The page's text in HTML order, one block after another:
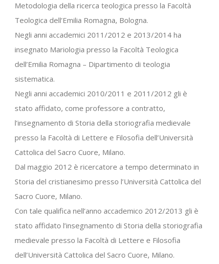
Metodologia della ricerca teologica presso la Facoltà
Teologica dell’Emilia Romagna, Bologna.
Negli anni accademici 2011/2012 e 2013/2014 ha
insegnato Mariologia presso la Facoltà Teologica
dell’Emilia Romagna – Dipartimento di teologia
sistematica.
Negli anni accademici 2010/2011 e 2011/2012 gli è
stato affidato, come professore a contratto,
l’insegnamento di Storia della storiografia medievale
presso la Facoltà di Lettere e Filosofia dell’Università
Cattolica del Sacro Cuore, Milano.
Dal maggio 2012 è ricercatore a tempo determinato in
Storia del cristianesimo presso l’Università Cattolica del
Sacro Cuore, Milano.
Con tale qualifica nell’anno accademico 2012/2013 gli è
stato affidato l’insegnamento di Storia della storiografia
medievale presso la Facoltà di Lettere e Filosofia
dell’Università Cattolica del Sacro Cuore, Milano.